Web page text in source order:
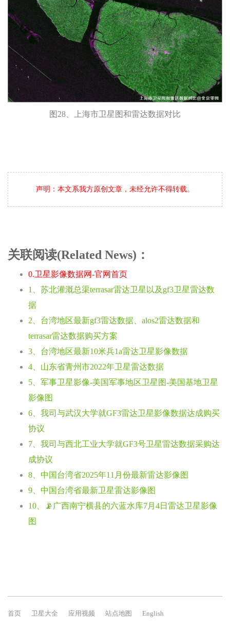
图28、上海市卫星图和雷达数据对比
声明：本文系我方原创文章，未经允许不得转载。
关联阅读(Related News)：
0.卫星影像数据网-官网首页
1、苏北灌溉总渠terrasar雷达卫星以及gf3卫星雷达数
据
2、台湾地区最新gf3雷达数据、alos2雷达数据和
terrasar雷达数据购买方案
3、台湾地区最新10米兵1a雷达卫星影像数据
4、山东省青州市2022年卫星雷达数据
5、军事卫星影像-美国军事地区卫星图-美国基地卫星
影像图
6、我司与武汉大学就GF3雷达卫星影像数据达成购买
协议
7、我司与西北工业大学就GF3号卫星雷达数据采购达
成协议
8、中国台湾省2025年11月份最新雷达影像图
9、中国台湾省最新卫星雷达影像图
10、📡广西南宁横县的六蓝水库7月4日雷达卫星影像
图
首页 卫星大全 应用视频 站点地图 English